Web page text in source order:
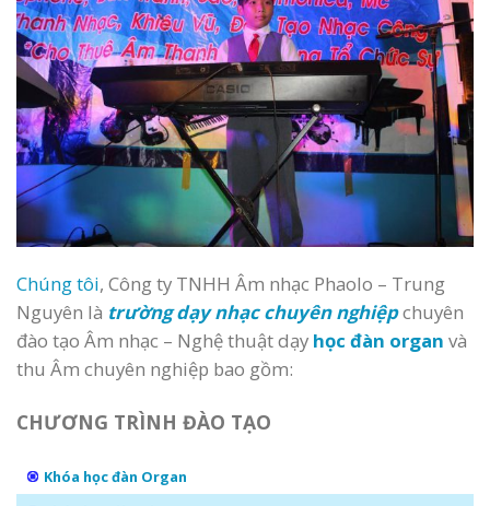
Chúng tôi, Công ty TNHH Âm nhạc Phaolo – Trung
Nguyên là trường dạy nhạc chuyên nghiệpchuyên
đào tạo Âm nhạc – Nghệ thuật dạy học đàn organ và
thu Âm chuyên nghiệp bao gồm:
CHƯƠNG TRÌNH ĐÀO TẠO
Khóa học đàn Organ